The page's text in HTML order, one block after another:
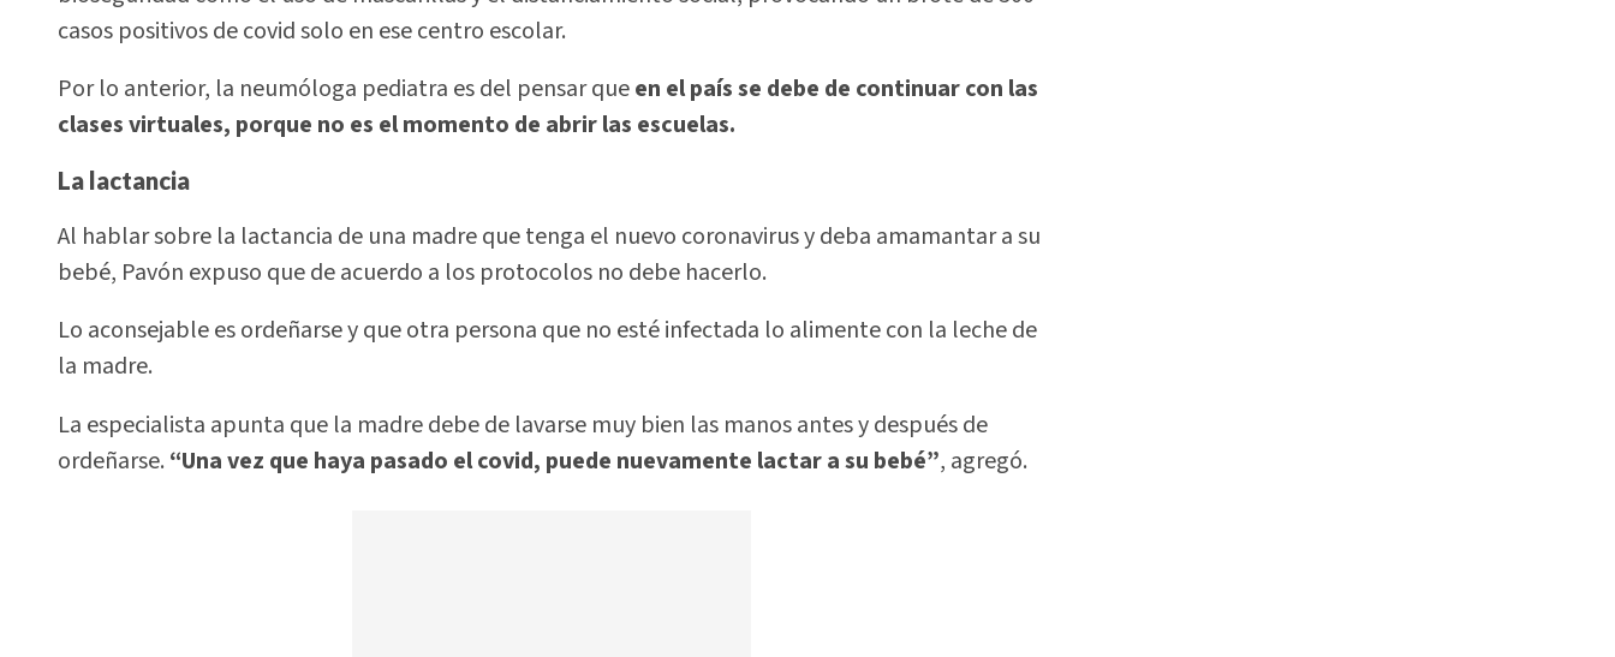
casos positivos de covid solo en ese centro escolar.
Por lo anterior, la neumóloga pediatra es del pensar queen el país se debe de continuar con las
clases virtuales, porque no es el momento de abrir las escuelas.
La lactancia
Al hablar sobre la lactancia de una madre que tenga el nuevo coronavirus y deba amamantar a su
bebé, Pavón expuso que de acuerdo a los protocolos no debe hacerlo.
Lo aconsejable es ordeñarse y que otra persona que no esté infectada lo alimente con la leche de
la madre.
La especialista apunta que la madre debe de lavarse muy bien las manos antes y después de
ordeñarse. “Una vez que haya pasado el covid, puede nuevamente lactar a su bebé”, agregó.